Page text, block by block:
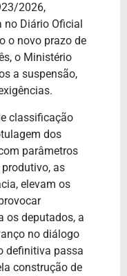
2026,
Diário Oficial
o novo prazo de
o Ministério
a suspensão,
classificação
dos
parâmetros
as
elevam os
os deputados, a
no diálogo
definitiva passa
construção de